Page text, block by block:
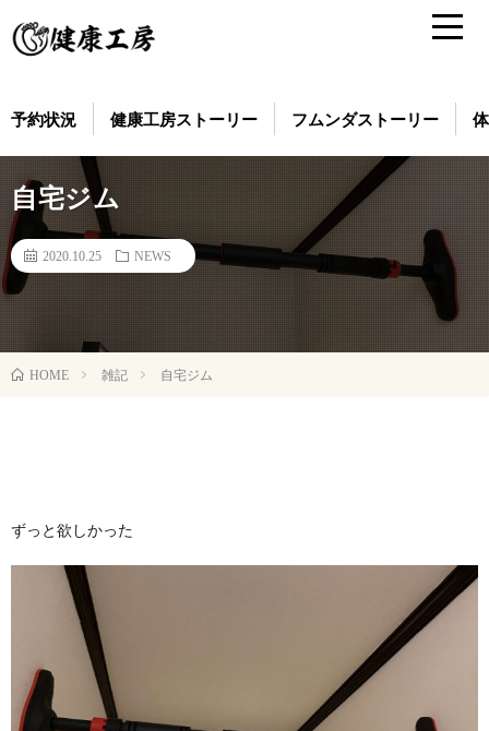
予約状況 健康工房ストーリー フムンダストーリー
自宅ジム
2020.10.25 NEWS
HOME 雑記 自宅ジム
ずっと欲しかった